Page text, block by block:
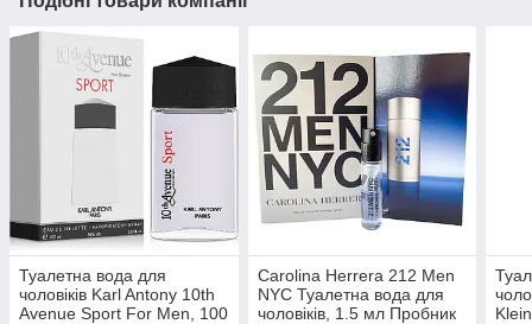
Туалетна вода для
чоловіків Karl Antony 10th
Avenue Sport For Men, 100
Carolina Herrera 212 Men
NYC Туалетна вода для
чоловіків, 1.5 мл Пробник